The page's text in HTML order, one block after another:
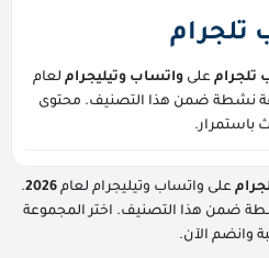
تلجرام
تلجرام علىواتساب وتيليجرام لعام
نشطة ضمن هذا التصنيف. محتوى
باستمرار.
على واتساب وتيليجرام لعام 2026
.
ضمن هذا التصنيف. اختر المجموعة
وانضم الآن.